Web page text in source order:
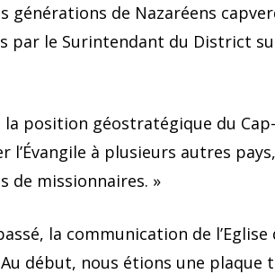
générations de Nazaréens
le Surintendant du District
la position géostratégique du
l’Évangile à plusieurs autres
de missionnaires. »
la communication de l’Eglise
début, nous étions une plaque